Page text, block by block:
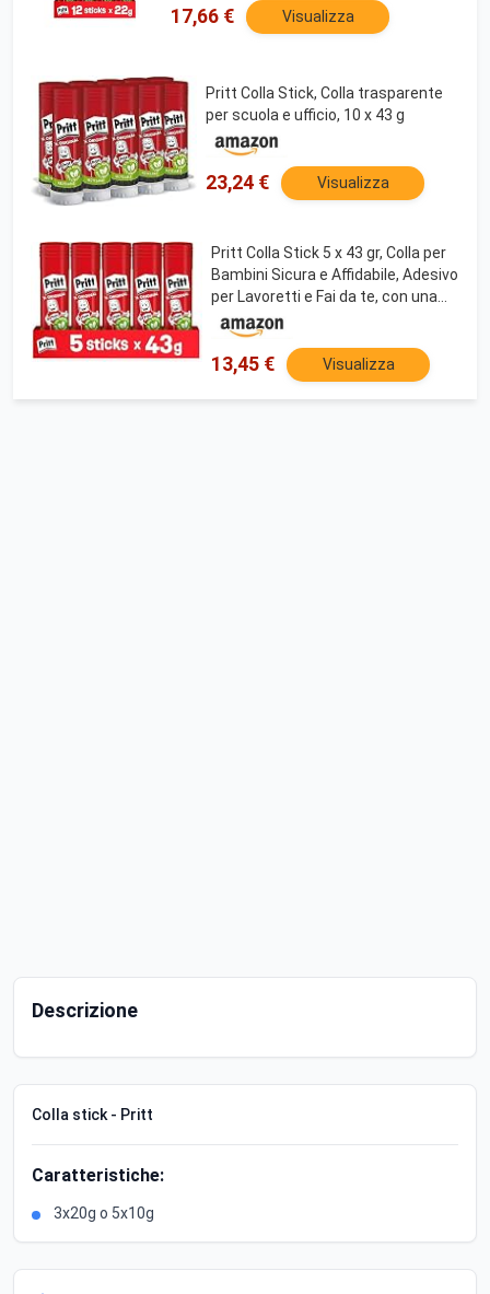
17,66 € Visualizza
Pritt Colla Stick, Colla trasparente
per scuola e ufficio, 10 x 43 g
23,24 € Visualizza
Pritt Colla Stick 5 x 43 gr, Colla per
Bambini Sicura e Affidabile, Adesivo
per Lavoretti e Fai da te, con una
Tenuta Forte per Uso Scuola e
Ufficio, 10 Stick x 43 gr
13,45 € Visualizza
Descrizione
Colla stick - Pritt
Caratteristiche:
3x20g o 5x10g